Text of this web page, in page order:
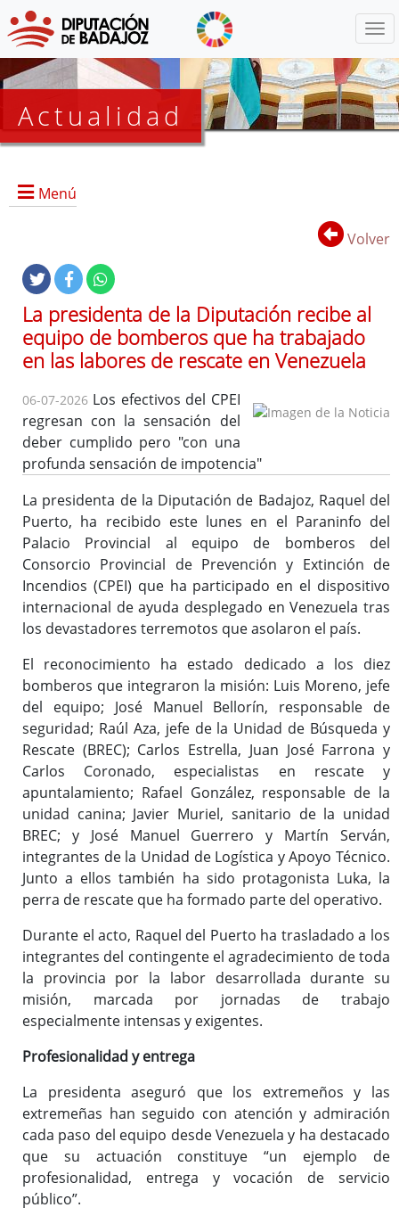
Actualidad
Menú
Noticias
Lista
de
distribución
Volver
La presidenta de la Diputación recibe al
equipo de bomberos que ha trabajado
en las labores de rescate en Venezuela
06-07-2026 Los efectivos del CPEI
regresan con la sensación del
deber cumplido pero "con una
profunda sensación de impotencia"
La presidenta de la Diputación de Badajoz, Raquel del
Puerto, ha recibido este lunes en el Paraninfo del
Palacio Provincial al equipo de bomberos del
Consorcio Provincial de Prevención y Extinción de
Incendios (CPEI) que ha participado en el dispositivo
internacional de ayuda desplegado en Venezuela tras
los devastadores terremotos que asolaron el país.
El reconocimiento ha estado dedicado a los diez
bomberos que integraron la misión: Luis Moreno, jefe
del equipo; José Manuel Bellorín, responsable de
seguridad; Raúl Aza, jefe de la Unidad de Búsqueda y
Rescate (BREC); Carlos Estrella, Juan José Farrona y
Carlos Coronado, especialistas en rescate y
apuntalamiento; Rafael González, responsable de la
unidad canina; Javier Muriel, sanitario de la unidad
BREC; y José Manuel Guerrero y Martín Serván,
integrantes de la Unidad de Logística y Apoyo Técnico.
Junto a ellos también ha sido protagonista Luka, la
perra de rescate que ha formado parte del operativo.
Durante el acto, Raquel del Puerto ha trasladado a los
integrantes del contingente el agradecimiento de toda
la provincia por la labor desarrollada durante su
misión, marcada por jornadas de trabajo
especialmente intensas y exigentes.
Profesionalidad y entrega
La presidenta aseguró que los extremeños y las
extremeñas han seguido con atención y admiración
cada paso del equipo desde Venezuela y ha destacado
que su actuación constituye “un ejemplo de
profesionalidad, entrega y vocación de servicio
público”.